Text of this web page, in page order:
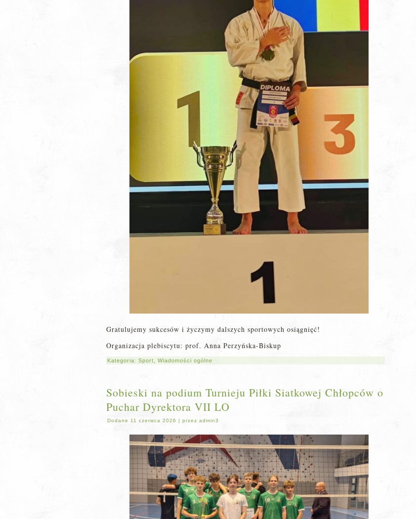
Gratulujemy sukcesów i życzymy dalszych sportowych osiągnięć!
Organizacja plebiscytu: prof. Anna Perzyńska-Biskup
Kategoria: Sport, Wiadomości ogólne
Sobieski na podium Turnieju Piłki Siatkowej Chłopców o
Puchar Dyrektora VII LO
Dodane 11 czerwca 2026 przez admin3